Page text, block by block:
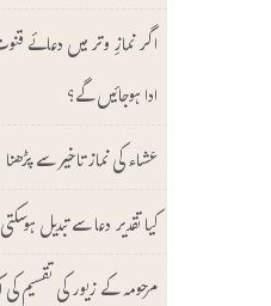
اگر نمازِ وتر میں دعائے
ادا ہوجائیں گے؟
عشاء کی نماز تاخیر سے پڑھنا
کیا تقدیر دعا سے تبدیل
مرحومہ کے زیور کی